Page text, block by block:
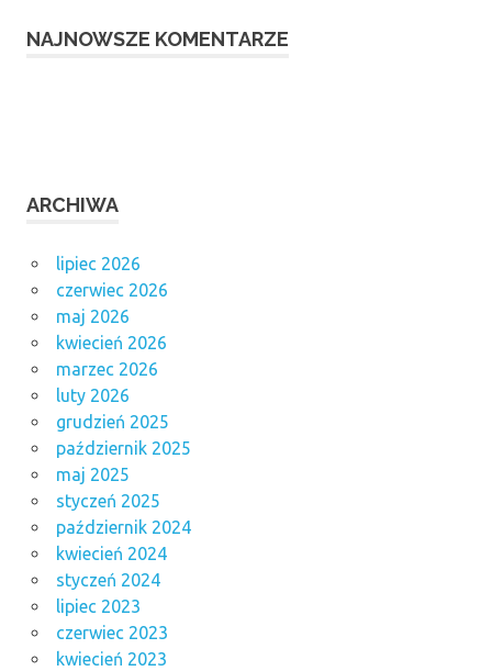
NAJNOWSZE KOMENTARZE
ARCHIWA
lipiec 2026
czerwiec 2026
maj 2026
kwiecień 2026
marzec 2026
luty 2026
grudzień 2025
październik 2025
maj 2025
styczeń 2025
październik 2024
kwiecień 2024
styczeń 2024
lipiec 2023
czerwiec 2023
kwiecień 2023